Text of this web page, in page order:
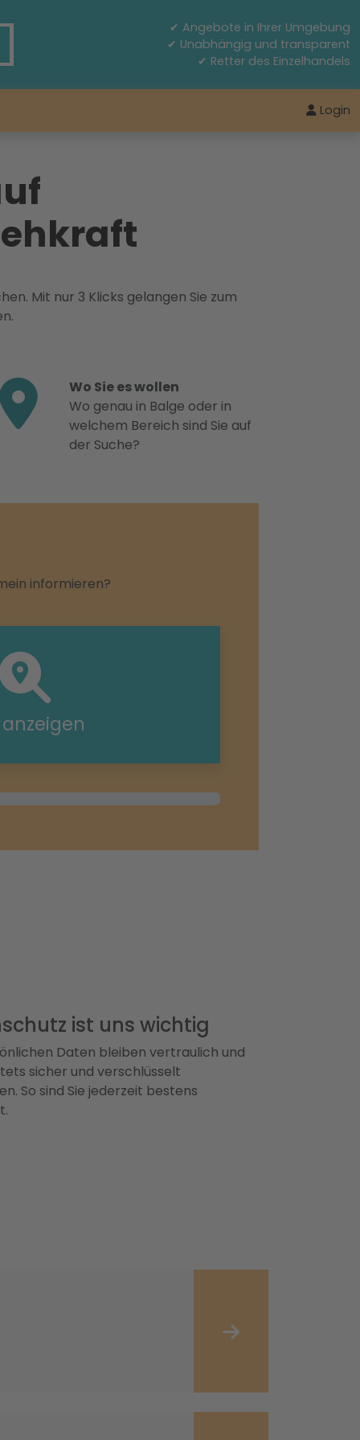
✔ Angebote in Ihrer Umgebung
✔ Unabhängig und transparent
✔ Retter des Einzelhandels
Login
Mit nur 3 Klicks gelangen Sie zum
Wo Sie es wollen
Wo genau in Balge oder in
welchem Bereich sind Sie auf
der Suche?
informieren?
ist uns wichtig
Daten bleiben vertraulich und
sicher und verschlüsselt
So sind Sie jederzeit bestens